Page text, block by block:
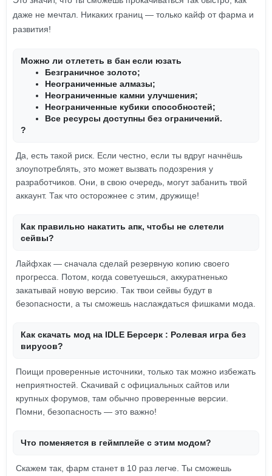
даже не мечтал. Никаких границ — только кайф от фарма и
развития!
Можно ли отлететь в бан если юзать
Безграничное золото;
Неограниченные алмазы;
Неограниченные камни улучшения;
Неограниченные кубики способностей;
Все ресурсы доступны без ограничений.
?
Да, есть такой риск. Если честно, если ты вдруг начнёшь
злоупотреблять, это может вызвать подозрения у
разработчиков. Они, в свою очередь, могут забанить твой
аккаунт. Так что осторожнее с этим, дружище!
Как правильно накатить апк, чтобы не слетели
сейвы?
Лайфхак — сначала сделай резервную копию своего
прогресса. Потом, когда советуешься, аккуратненько
закатывай новую версию. Так твои сейвы будут в
безопасности, а ты сможешь наслаждаться фишками мода.
Как скачать мод на IDLE Берсерк : Ролевая игра без
вирусов?
Поищи проверенные источники, только так можно избежать
неприятностей. Скачивай с официальных сайтов или
крупных форумов, там обычно проверенные версии.
Помни, безопасность — это важно!
Что поменяется в геймплейе с этим модом?
Скажем так, фарм станет в 10 раз легче. Ты сможешь